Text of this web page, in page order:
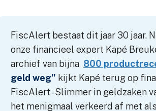
FiscAlert bestaat dit jaar 30 jaar.
onze financieel expert Kapé
archief van bijna 800
geld weg" kijkt Kapé terug op
FiscAlert - Slimmer in geldzaken
het menigmaal verkeerd af met